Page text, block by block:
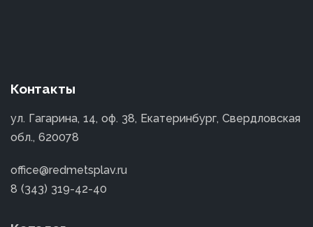
Контакты
ул. Гагарина, 14, оф. 38, Екатеринбург, Свердловская
обл., 620078
office@redmetsplav.ru
8 (343) 319-42-40